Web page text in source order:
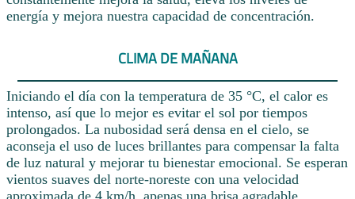
energía y mejora nuestra capacidad de concentración.
CLIMA DE MAÑANA
Iniciando el día con la temperatura de 35 °C, el calor es
intenso, así que lo mejor es evitar el sol por tiempos
prolongados. La nubosidad será densa en el cielo, se
aconseja el uso de luces brillantes para compensar la falta
de luz natural y mejorar tu bienestar emocional. Se esperan
vientos suaves del norte-noreste con una velocidad